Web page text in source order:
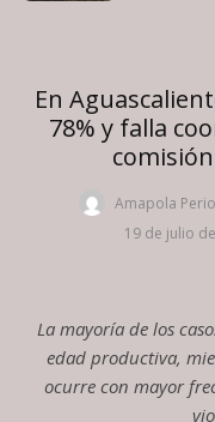
En
78% y falla
Amapola
19 de julio
La mayoría de los
edad productiva,
ocurre con mayor